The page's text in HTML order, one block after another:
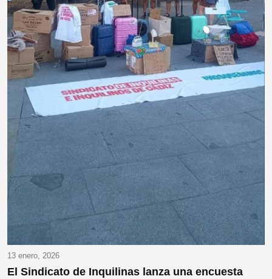
13 enero, 2026
El Sindicato de Inquilinas lanza una encuesta